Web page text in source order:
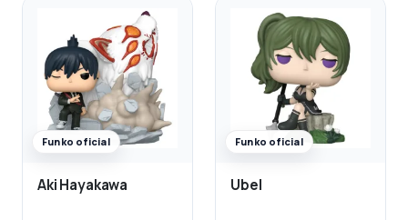
Funko oficial
Aki Hayakawa
Funko oficial
Ubel